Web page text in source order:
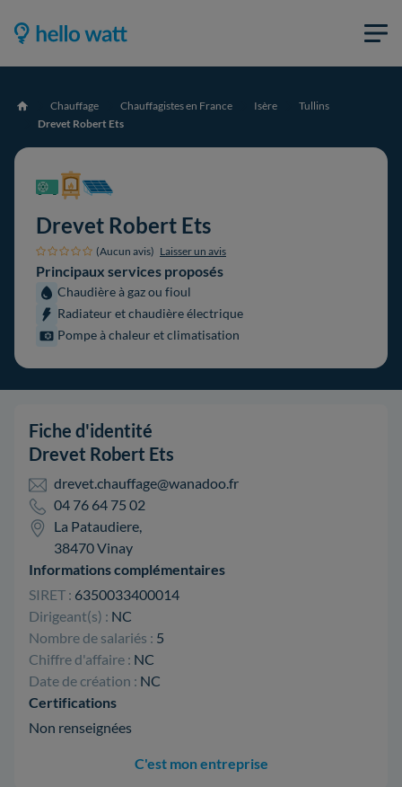
Accueil Chauffage Chauffagistes en France Isère
Tullins
Drevet Robert Ets
Drevet Robert Ets
(Aucun avis) Laisser un avis
Principaux services proposés
Chaudière à gaz ou fioul
Radiateur et chaudière électrique
Pompe à chaleur et climatisation
Fiche d'identité
Drevet Robert Ets
drevet.chauffage@wanadoo.fr
04 76 64 75 02
La Pataudiere,
38470 Vinay
Informations complémentaires
SIRET : 6350033400014
Dirigeant(s) : NC
Nombre de salariés : 5
Chiffre d'affaire : NC
Date de création : NC
Certifications
Non renseignées
C'est mon entreprise